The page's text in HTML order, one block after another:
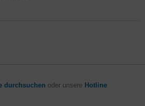
durchsuchen oder unsere Hotline